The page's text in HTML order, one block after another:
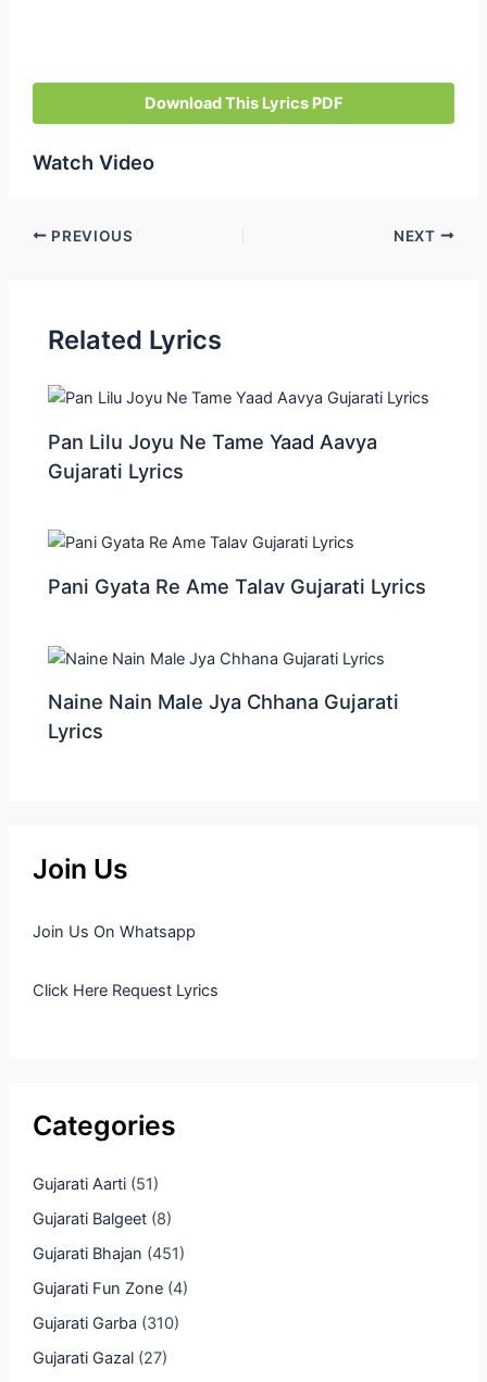
Download This Lyrics PDF
Watch Video
Post
PREVIOUS NEXT
Related Lyrics
Pan Lilu Joyu Ne Tame Yaad Aavya
Gujarati Lyrics
Pani Gyata Re Ame Talav Gujarati Lyrics
Naine Nain Male Jya Chhana Gujarati
Lyrics
Join Us
Join Us On Whatsapp
Click Here Request Lyrics
Categories
Gujarati Aarti(51)
Gujarati Balgeet(8)
Gujarati Bhajan (451)
Gujarati Fun Zone(4)
Gujarati Garba (310)
Gujarati Gazal(27)